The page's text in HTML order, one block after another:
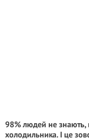
98% людей не знають,
холодильника. І це